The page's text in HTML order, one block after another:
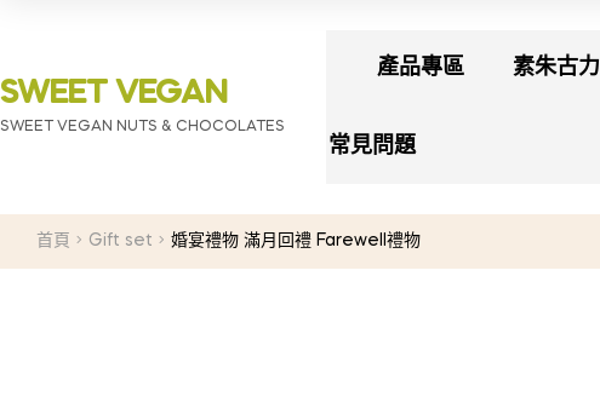
SWEET VEGAN
SWEET VEGAN NUTS & CHOCOLATES
產品專區 素朱古力
常見問題
首頁 Gift set 婚宴禮物 滿月回禮 Farewell禮物